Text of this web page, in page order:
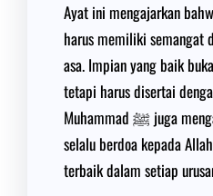
Ayat ini mengajarkan
harus memiliki semangat
asa. Impian yang baik
tetapi harus disertai
Muhammad ﷺ juga mengajarkan kita untuk
selalu berdoa kepada
terbaik dalam setiap